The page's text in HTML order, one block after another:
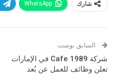
شارك WhatsApp
السابق بوست
شركة Cafe 1989 في الإمارات
تعلن وظائف للعمل عن بُعد